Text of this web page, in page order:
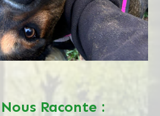
Raconte :